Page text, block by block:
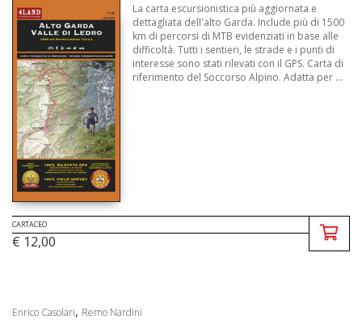
La carta escursionistica più aggiornata e
dettagliata dell'alto Garda. Include più di 1500
km di percorsi di MTB evidenziati in base alle
difficoltà. Tutti i sentieri, le strade e i punti di
interesse sono stati rilevati con il GPS. Carta di
riferimento del Soccorso Alpino. Adatta per ...
CARTACEO
€ 12,00
Enrico Casolari, Remo Nardini